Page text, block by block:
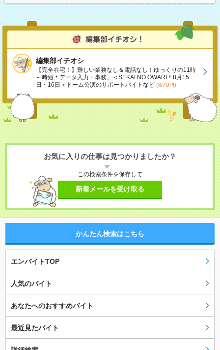
編集部イチオシ
【完全在宅！】難しい業務なし＆電話なし！ゆっくりの11時
～時短＊データ入力・事務、＜SEKAI NO OWARI＊8月15
日・16日＞ドーム公演のサポートバイトなど (8/7UP!)
お気に入りの仕事は見つかりましたか？
この検索条件を保存して
新着メールを受け取る
かんたん検索はこちら
エンバイトTOP
人気のバイト
あなたへのおすすめバイト
最近見たバイト